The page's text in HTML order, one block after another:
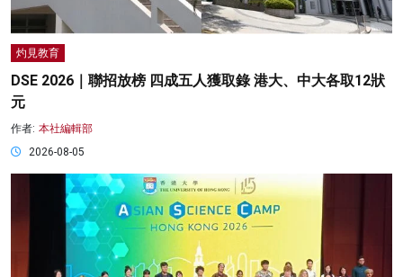
灼見教育
DSE 2026｜聯招放榜 四成五人獲取錄 港大、中大各取12狀
元
作者: 本社編輯部
2026-08-05